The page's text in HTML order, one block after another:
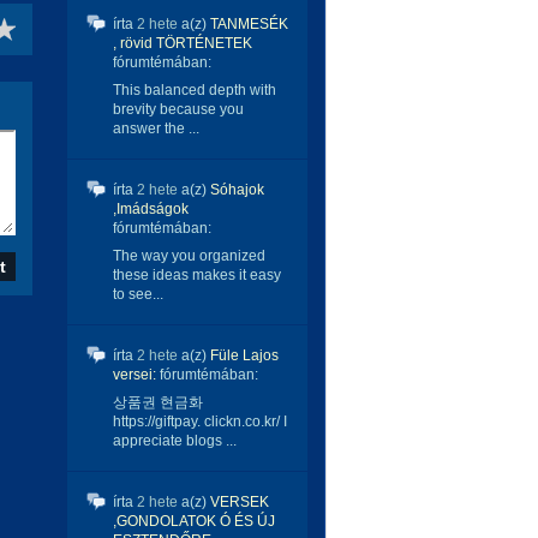
írta 2 hete a(z) TANMESÉK
, rövid TÖRTÉNETEK
fórumtémában:
This balanced depth with
brevity because you
answer the ...
írta 2 hete a(z) Sóhajok
,Imádságok
fórumtémában:
The way you organized
these ideas makes it easy
to see...
írta 2 hete a(z) Füle Lajos
versei: fórumtémában:
상품권 현금화
https://giftpay. clickn.co.kr/ I
appreciate blogs ...
írta 2 hete a(z) VERSEK
,GONDOLATOK Ó ÉS ÚJ